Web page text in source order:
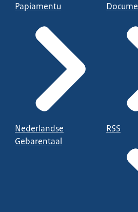
Papiamentu
Nederlandse
Gebarentaal
RSS